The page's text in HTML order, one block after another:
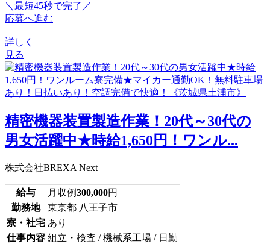
＼最短45秒で完了／
応募へ進む
詳しく
見る
精密機器装置製造作業！20代～30代の
男女活躍中★時給1,650円！ワンル...
株式会社BREXA Next
給与 月収例300,000円
勤務地
東京都 八王子市
寮・社宅 あり
仕事内容 組立・検査 / 機械系工場 / 日勤